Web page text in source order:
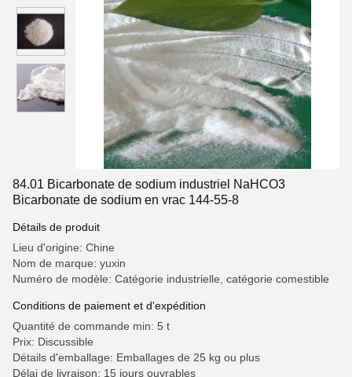
84.01 Bicarbonate de sodium industriel NaHCO3
Bicarbonate de sodium en vrac 144-55-8
Détails de produit
Lieu d'origine: Chine
Nom de marque: yuxin
Numéro de modèle: Catégorie industrielle, catégorie comestible
Conditions de paiement et d'expédition
Quantité de commande min: 5 t
Prix: Discussible
Détails d'emballage: Emballages de 25 kg ou plus
Délai de livraison: 15 jours ouvrables